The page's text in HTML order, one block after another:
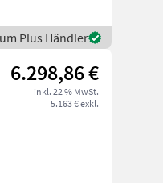
Plus Händler
6.298,86 €
inkl. 22 % MwSt.
5.163 € exkl.